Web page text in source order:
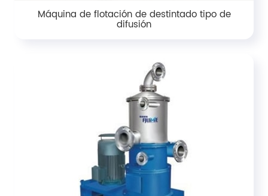
Máquina de flotación de destintado tipo de
difusión